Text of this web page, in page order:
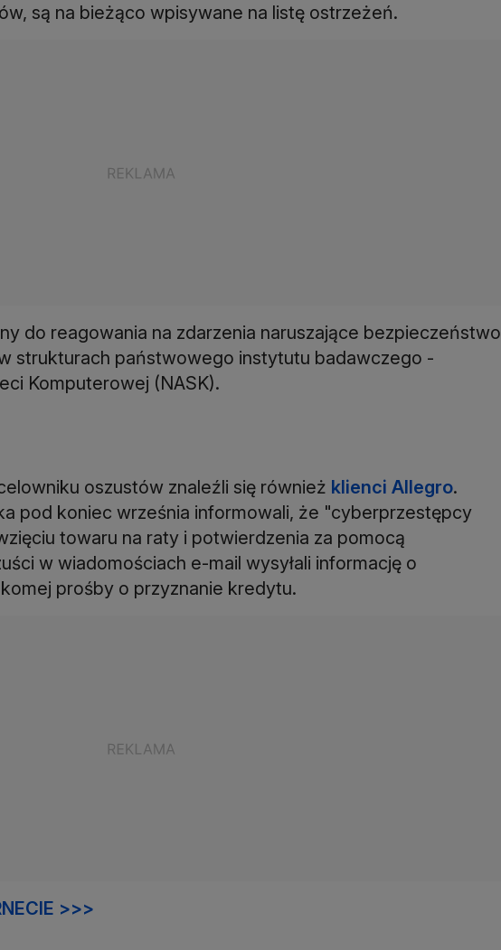
są na bieżąco wpisywane na listę ostrzeżeń.
do reagowania na zdarzenia naruszające bezpieczeństwo
strukturach państwowego instytutu badawczego -
Komputerowej (NASK).
oszustów znaleźli się również klienci Allegro.
pod koniec września informowali, że "cyberprzestępcy
towaru na raty i potwierdzenia za pomocą
w wiadomościach e-mail wysyłali informację o
prośby o przyznanie kredytu.
>>>